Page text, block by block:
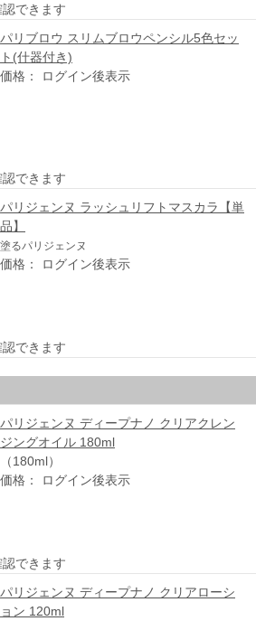
できます
パリブロウ スリムブロウペンシル5色セッ
ト(什器付き)
価格： ログイン後表示
できます
パリジェンヌ ラッシュリフトマスカラ【単
品】
塗るパリジェンヌ
価格： ログイン後表示
できます
パリジェンヌ ディープナノ クリアクレン
ジングオイル 180ml
（180ml）
価格： ログイン後表示
できます
パリジェンヌ ディープナノ クリアローシ
ョン 120ml